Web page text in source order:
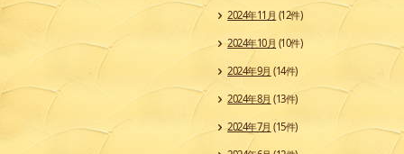
2024年11月(12件)
2024年10月 (10件)
2024年9月 (14件)
2024年8月 (13件)
2024年7月 (15件)